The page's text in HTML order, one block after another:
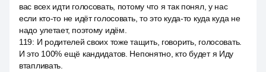
вас всех идти голосовать, потому что я так понял, у нас
если кто-то не идёт голосовать, то это куда-то куда куда не
надо улетает, поэтому идём.
119: И родителей своих тоже тащить, говорить, голосовать.
И это 100% ещё кандидатов. Непонятно, кто будет я Иду
втапливать.